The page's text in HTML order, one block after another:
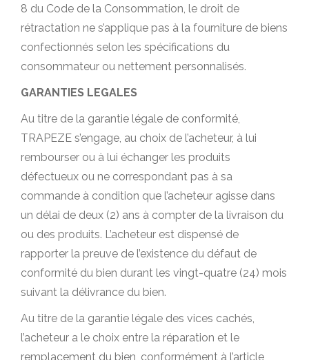
8 du Code de la Consommation, le droit de
rétractation ne s’applique pas à la fourniture de biens
confectionnés selon les spécifications du
consommateur ou nettement personnalisés.
GARANTIES LEGALES
Au titre de la garantie légale de conformité,
TRAPEZE s’engage, au choix de l’acheteur, à lui
rembourser ou à lui échanger les produits
défectueux ou ne correspondant pas à sa
commande à condition que l’acheteur agisse dans
un délai de deux (2) ans à compter de la livraison du
ou des produits. L’acheteur est dispensé de
rapporter la preuve de l’existence du défaut de
conformité du bien durant les vingt-quatre (24) mois
suivant la délivrance du bien.
Au titre de la garantie légale des vices cachés,
l’acheteur a le choix entre la réparation et le
remplacement du bien, conformément à l’article